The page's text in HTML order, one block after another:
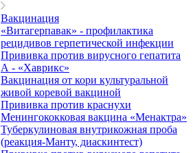
Вакцинация
«Витагерпавак» - профилактика
рецидивов герпетической инфекции
Прививка против вирусного гепатита
А - «Хаврикс»
Вакцинация от кори культуральной
живой коревой вакциной
Прививка против краснухи
Менингококковая вакцина «Менактра»
Туберкулиновая внутрикожная проба
(реакция-Манту, диаскинтест)